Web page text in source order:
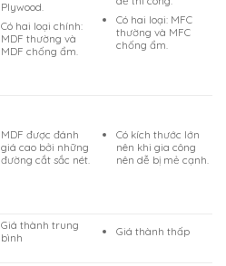
Plywood.
Có hai loại chính:
MDF thường và
MDF chống ẩm.
Có hai loại: MFC
thường và MFC
chống ẩm.
MDF được đánh
giá cao bởi những
đường cắt sắc nét.
Có kích thước lớn
nên khi gia công
nên dễ bị mẻ cạnh.
Giá thành trung
bình
Giá thành thấp